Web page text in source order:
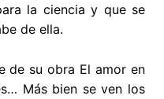
la ciencia y que se
de ella.
de su obra El amor en
Más bien se ven los